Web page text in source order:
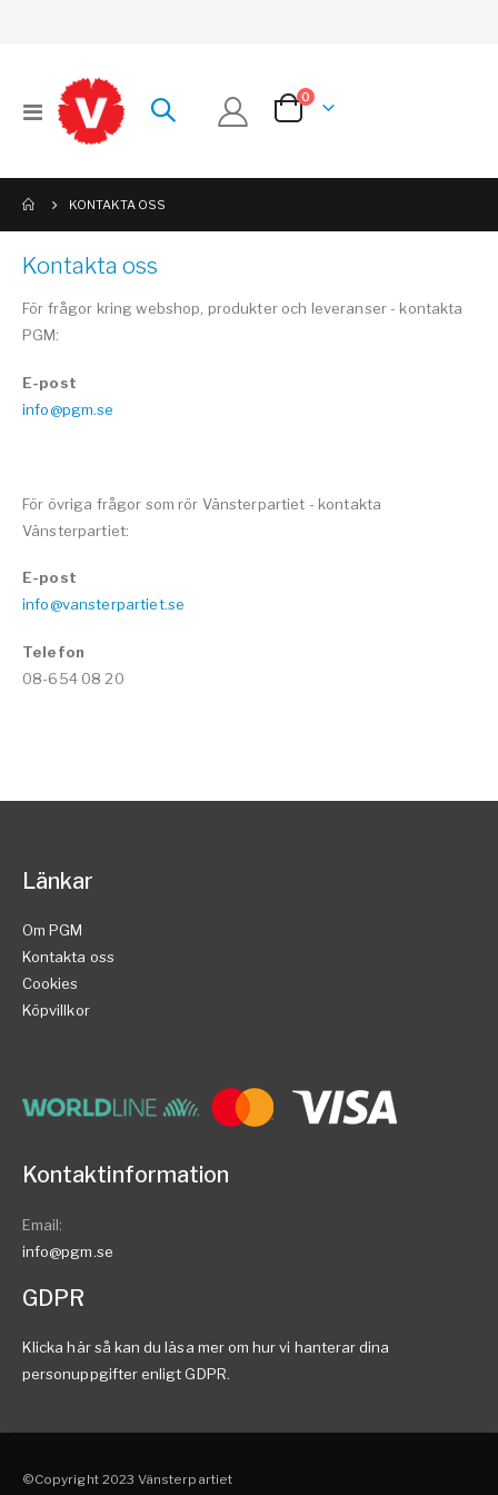
Växla
Nav
Cart
0artiklar
KONTAKTA OSS
Kontakta oss
För frågor kring webshop, produkter och leveranser - kontakta
PGM:
E-post
info@pgm.se
För övriga frågor som rör Vänsterpartiet - kontakta
Vänsterpartiet:
E-post
info@vansterpartiet.se
Telefon
08-654 08 20
Länkar
Om PGM
Kontakta oss
Cookies
Köpvillkor
Kontaktinformation
Email:
info@pgm.se
GDPR
Klicka här så kan du läsa mer om hur vi hanterar dina
personuppgifter enligt GDPR.
©Copyright 2023 Vänsterpartiet